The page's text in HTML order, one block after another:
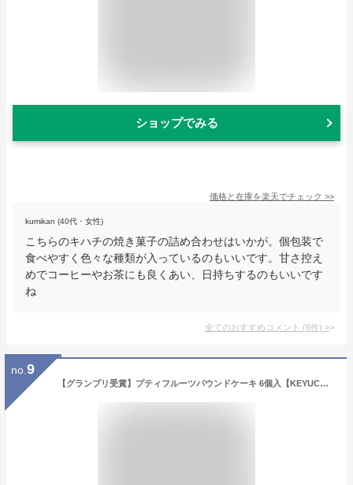
ショップでみる
価格と在庫を楽天でチェック >>
kumikan (40代・女性)
こちらのキハチの焼き菓子の詰め合わせはいかが。個包装で
食べやすく色々な種類が入っているのもいいです。甘さ控え
めでコーヒーやお茶にも良くあい、日持ちするのもいいです
ね
全てのおすすめコメント (6件) >
no. 9
【グランプリ受賞】プティフルーツパウンドケーキ 6個入【KEYUCA・DOLCE FELICE公式店】ドルチェフェリーチェ ケユカ 常温 スイーツ ギフト 個包装 焼菓子 おしゃれ 日持ち お祝い プチギフト 詰め合わせ 差し入れ 女性 人気 あす楽 おいしい 内祝 手土産 菓子折り